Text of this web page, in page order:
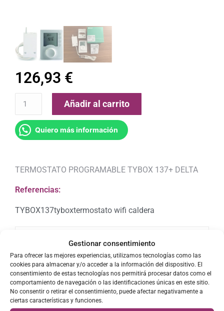
Gestionar consentimiento
Para ofrecer las mejores experiencias, utilizamos tecnologías como las
cookies para almacenar y/o acceder a la información del dispositivo. El
consentimiento de estas tecnologías nos permitirá procesar datos como el
comportamiento de navegación o las identificaciones únicas en este sitio.
No consentir o retirar el consentimiento, puede afectar negativamente a
ciertas características y funciones.
126,93 €
Añadir al carrito
Quiero más información
TERMOSTATO PROGRAMABLE TYBOX 137+ DELTA
Referencias:
TYBOX137tyboxtermostato wifi caldera
TERMOSTATO PROGRAMABLE TYBOX 137+
DELTA
Para calefacción – Pantalla retroiluminada –